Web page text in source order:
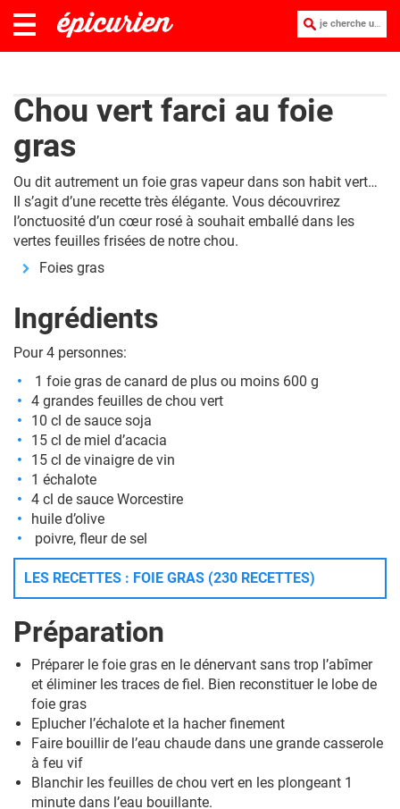
je cherche une recette :
Chou vert farci au foie
gras
Ou dit autrement un foie gras vapeur dans son habit vert…
Il s’agit d’une recette très élégante. Vous découvrirez
l’onctuosité d’un cœur rosé à souhait emballé dans les
vertes feuilles frisées de notre chou.
Foies gras
Ingrédients
Pour 4 personnes:
1 foie gras de canard de plus ou moins 600 g
4 grandes feuilles de chou vert
10 cl de sauce soja
15 cl de miel d’acacia
15 cl de vinaigre de vin
1 échalote
4 cl de sauce Worcestire
huile d’olive
poivre, fleur de sel
LES RECETTES : FOIE GRAS (230 RECETTES)
Préparation
Préparer le foie gras en le dénervant sans trop l’abîmer
et éliminer les traces de fiel. Bien reconstituer le lobe de
foie gras
Eplucher l’échalote et la hacher finement
Faire bouillir de l’eau chaude dans une grande casserole
à feu vif
Blanchir les feuilles de chou vert en les plongeant 1
minute dans l’eau bouillante.